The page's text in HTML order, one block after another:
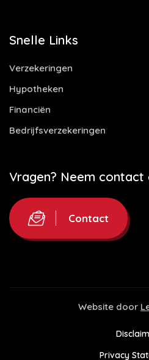
Snelle Links
Verzekeringen
Hypotheken
Financiën
Bedrijfsverzekeringen
Vragen? Neem contact
Contact
Website door
Privacy